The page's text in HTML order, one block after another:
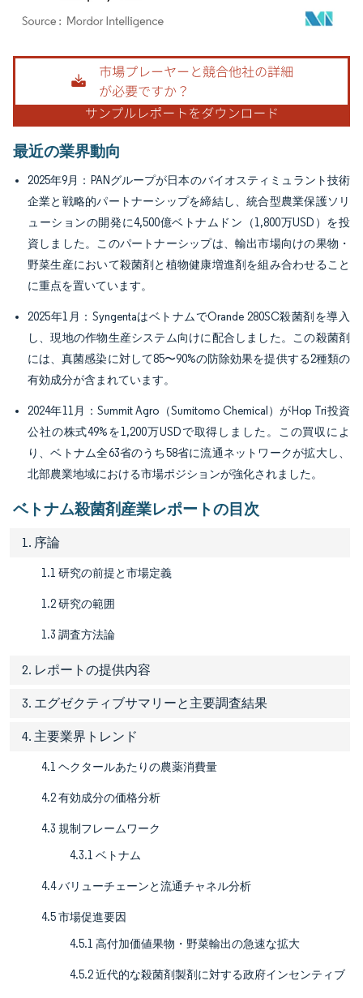
画像 © Mordor Intelligence。再利用にはCC BY 4.0の表示が必要です。
最近の業界動向
2025年9月：PANグループが日本のバイオスティミュラント技術
企業と戦略的パートナーシップを締結し、統合型農業保護ソリ
ューションの開発に4,500億ベトナムドン（1,800万USD）を投
資しました。このパートナーシップは、輸出市場向けの果物・
野菜生産において殺菌剤と植物健康増進剤を組み合わせること
に重点を置いています。
2025年1月：SyngentaはベトナムでOrande 280SC殺菌剤を導入
し、現地の作物生産システム向けに配合しました。この殺菌剤
には、真菌感染に対して85〜90%の防除効果を提供する2種類の
有効成分が含まれています。
2024年11月：Summit Agro（Sumitomo Chemical）がHop Tri投資
公社の株式49%を1,200万USDで取得しました。この買収によ
り、ベトナム全63省のうち58省に流通ネットワークが拡大し、
北部農業地域における市場ポジションが強化されました。
ベトナム殺菌剤産業レポートの目次
1. 序論
1.1 研究の前提と市場定義
1.2 研究の範囲
1.3 調査方法論
2. レポートの提供内容
3. エグゼクティブサマリーと主要調査結果
4. 主要業界トレンド
4.1 ヘクタールあたりの農薬消費量
4.2 有効成分の価格分析
4.3 規制フレームワーク
4.3.1 ベトナム
4.4 バリューチェーンと流通チャネル分析
4.5 市場促進要因
4.5.1 高付加価値果物・野菜輸出の急速な拡大
4.5.2 近代的な殺菌剤製剤に対する政府インセンティブ